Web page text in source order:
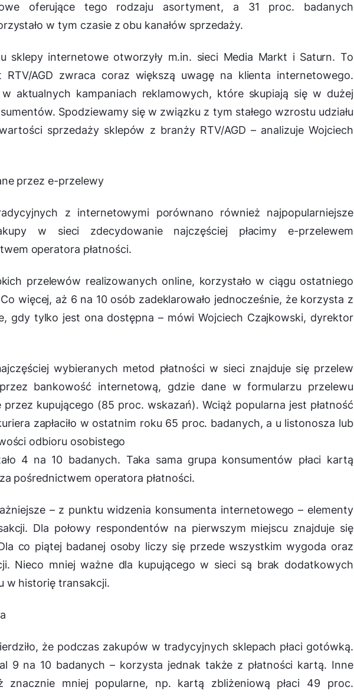
oferujące tego rodzaju asortyment, a 31 proc. badanych
w tym czasie z obu kanałów sprzedaży.
sklepy internetowe otworzyły m.in. sieci Media Markt i Saturn. To
AGD zwraca coraz większą uwagę na klienta internetowego.
aktualnych kampaniach reklamowych, które skupiają się w dużej
Spodziewamy się w związku z tym stałego wzrostu udziału
sprzedaży sklepów z branży RTV/AGD – analizuje Wojciech
przez e-przelewy
z internetowymi porównano również najpopularniejsze
w sieci zdecydowanie najczęściej płacimy e-przelewem
operatora płatności.
przelewów realizowanych online, korzystało w ciągu ostatniego
więcej, aż 6 na 10 osób zadeklarowało jednocześnie, że korzysta z
gdy tylko jest ona dostępna – mówi Wojciech Czajkowski, dyrektor
wybieranych metod płatności w sieci znajduje się przelew
bankowość internetową, gdzie dane w formularzu przelewu
przez kupującego (85 proc. wskazań). Wciąż popularna jest płatność
zapłaciło w ostatnim roku 65 proc. badanych, a u listonosza lub
odbioru osobistego
4 na 10 badanych. Taka sama grupa konsumentów płaci kartą
pośrednictwem operatora płatności.
– z punktu widzenia konsumenta internetowego – elementy
Dla połowy respondentów na pierwszym miejscu znajduje się
co piątej badanej osoby liczy się przede wszystkim wygoda oraz
Nieco mniej ważne dla kupującego w sieci są brak dodatkowych
w historię transakcji.
że podczas zakupów w tradycyjnych sklepach płaci gotówką.
9 na 10 badanych – korzysta jednak także z płatności kartą. Inne
znacznie mniej popularne, np. kartą zbliżeniową płaci 49 proc.